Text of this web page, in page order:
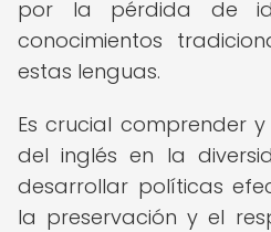
por la pérdida de
conocimientos
estas lenguas.
Es crucial comprender
del inglés en la
desarrollar políticas
la preservación y el